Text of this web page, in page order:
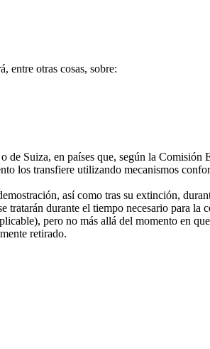
entre otras cosas, sobre:
de Suiza, en países que, según la Comisión
los transfiere utilizando mecanismos
así como tras su extinción,
tratarán durante el tiempo necesario para la
pero no más allá del momento en
retirado.